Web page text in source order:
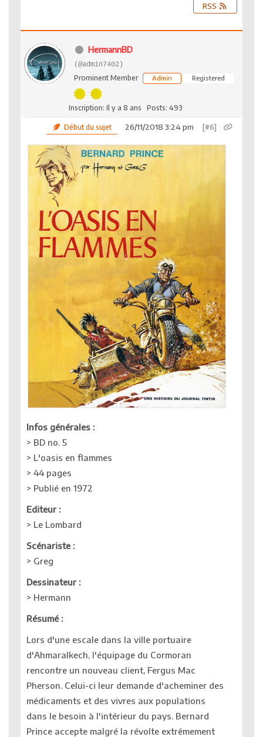
RSS
HermannBD
(@admin7402)
Prominent Member Admin Registered
Inscription: Il y a 8 ans Posts: 493
Début du sujet 26/11/2018 3:24 pm [#6]
Infos générales :
> BD no. 5
> L'oasis en flammes
> 44 pages
> Publié en 1972
Editeur :
> Le Lombard
Scénariste :
> Greg
Dessinateur :
> Hermann
Résumé :
Lors d'une escale dans la ville portuaire
d'Ahmaralkech, l'équipage du Cormoran
rencontre un nouveau client, Fergus Mac
Pherson. Celui-ci leur demande d'acheminer des
médicaments et des vivres aux populations
dans le besoin à l'intérieur du pays. Bernard
Prince accepte malgré la révolte extrêmement